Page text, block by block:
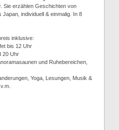
Sie erzählen Geschichten von
individuell & einmalig. In 8
inklusive:
bis 12 Uhr
20 Uhr
und Ruhebereichen,
Yoga, Lesungen, Musik &